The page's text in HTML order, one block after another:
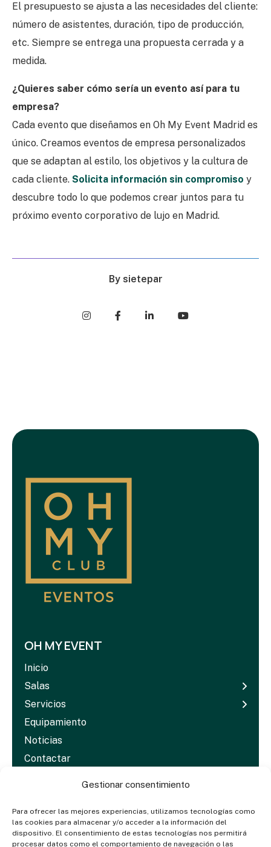
Gestionar consentimiento
Para ofrecer las mejores experiencias, utilizamos tecnologías como
las cookies para almacenar y/o acceder a la información del
dispositivo. El consentimiento de estas tecnologías nos permitirá
procesar datos como el comportamiento de navegación o las
El presupuesto se ajusta a las necesidades del cliente:
número de asistentes, duración, tipo de producción,
etc. Siempre se entrega una propuesta cerrada y a
medida.
¿Quieres saber cómo sería un evento así para tu
empresa?
Cada evento que diseñamos en Oh My Event Madrid es
único. Creamos eventos de empresa personalizados
que se adaptan al estilo, los objetivos y la cultura de
cada cliente. Solicita información sin compromiso y
descubre todo lo que podemos crear juntos para tu
próximo evento corporativo de lujo en Madrid.
By sietepar
OH MY EVENT
Inicio
Salas
Servicios
Equipamiento
Noticias
Contactar
CONTACTO